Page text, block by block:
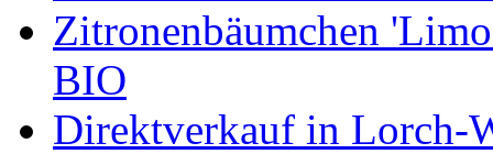
Zitronenbäumchen
BIO
Direktverkauf in Lorch-